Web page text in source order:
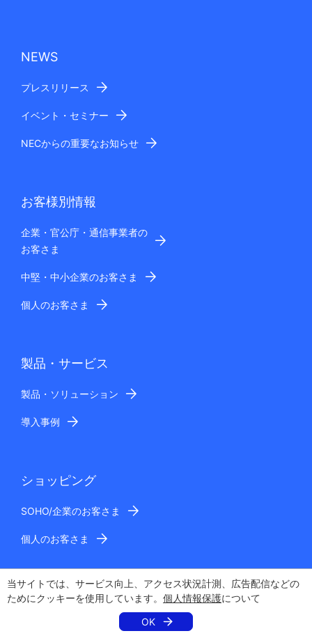
当サイトでは、サービス向上、アクセス状況計測、広告配信などの
ためにクッキーを使用しています。 個人情報保護について
OK
NEWS
プレスリリース
イベント・セミナー
NECからの重要なお知らせ
お客様別情報
企業・官公庁・通信事業者の
お客さま
中堅・中小企業のお客さま
個人のお客さま
製品・サービス
製品・ソリューション
導入事例
ショッピング
SOHO/企業のお客さま
個人のお客さま
企業情報